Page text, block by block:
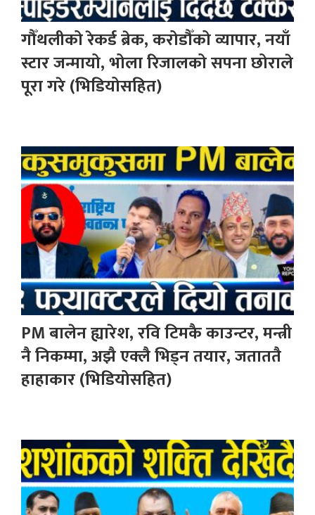
गौँथलीको रेकर्ड ब्रेक, करोडौँको व्यापार, नयाँ
स्टार जन्मायो, भोला रिजालको सपना छोराले
पूरा गरे (भिडियोसहित)
PM बालेन ह्यारेश, रवि टिमकै काउन्टर, मन्त्री
नै निकम्मा, अझै एक्लै भिड्न तयार, जताततै
हाहाकार (भिडियोसहित)